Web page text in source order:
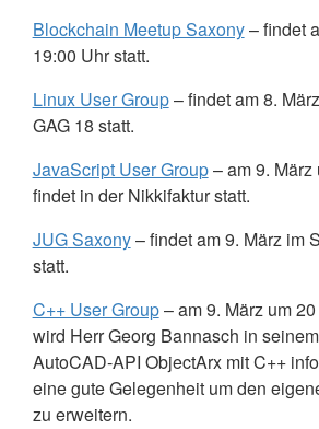
Blockchain Meetup Saxony– findet
19:00 Uhr statt.
Linux User Group– findet am 8.
GAG18 statt.
JavaScript User Group– am 9. März
findet in der Nikkifaktur statt.
JUGSaxony– findet am 9. März im
statt.
C++ User Group– am 9. März um
wird Herr Georg Bannasch in
AutoCAD-API ObjectArx mit C++
eine gute Gelegenheit um den
zu erweitern.